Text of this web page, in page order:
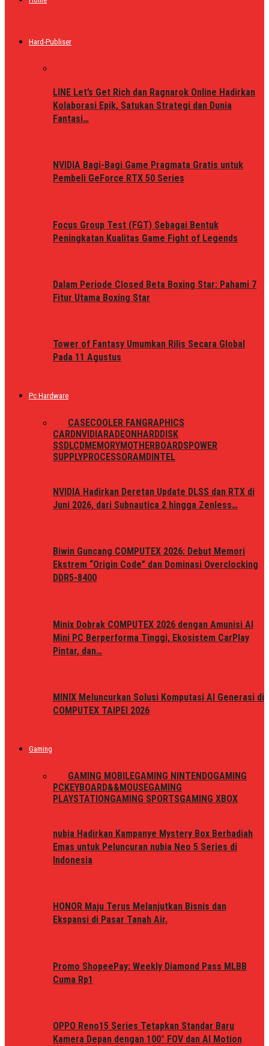
Hard-Publiser
LINE Let’s Get Rich dan Ragnarok Online Hadirkan
Kolaborasi Epik, Satukan Strategi dan Dunia
Fantasi…
NVIDIA Bagi-Bagi Game Pragmata Gratis untuk
Pembeli GeForce RTX 50 Series
Focus Group Test (FGT) Sebagai Bentuk
Peningkatan Kualitas Game Fight of Legends
Dalam Periode Closed Beta Boxing Star: Pahami 7
Fitur Utama Boxing Star
Tower of Fantasy Umumkan Rilis Secara Global
Pada 11 Agustus
Pc Hardware
CASECOOLER FAN GRAPHICS
CARDNVIDIARADEON HARDDISK
SSDLCDMEMORYMOTHERBOARDSPOWER
SUPPLYPROCESSORAMD INTEL
NVIDIA Hadirkan Deretan Update DLSS dan RTX di
Juni 2026, dari Subnautica 2 hingga Zenless…
Biwin Guncang COMPUTEX 2026: Debut Memori
Ekstrem “Origin Code” dan Dominasi Overclocking
DDR5-8400
Minix Dobrak COMPUTEX 2026 dengan Amunisi AI
Mini PC Berperforma Tinggi, Ekosistem CarPlay
Pintar, dan…
MINIX Meluncurkan Solusi Komputasi AI Generasi di
COMPUTEX TAIPEI 2026
Gaming
GAMING MOBILEGAMING NINTENDOGAMING
PCKEYBOARD&&MOUSEGAMING
PLAYSTATIONGAMING SPORTSGAMING XBOX
nubia Hadirkan Kampanye Mystery Box Berhadiah
Emas untuk Peluncuran nubia Neo 5 Series di
Indonesia
HONOR Maju Terus Melanjutkan Bisnis dan
Ekspansi di Pasar Tanah Air.
Promo ShopeePay: Weekly Diamond Pass MLBB
Cuma Rp1
OPPO Reno15 Series Tetapkan Standar Baru
Kamera Depan dengan 100° FOV dan AI Motion